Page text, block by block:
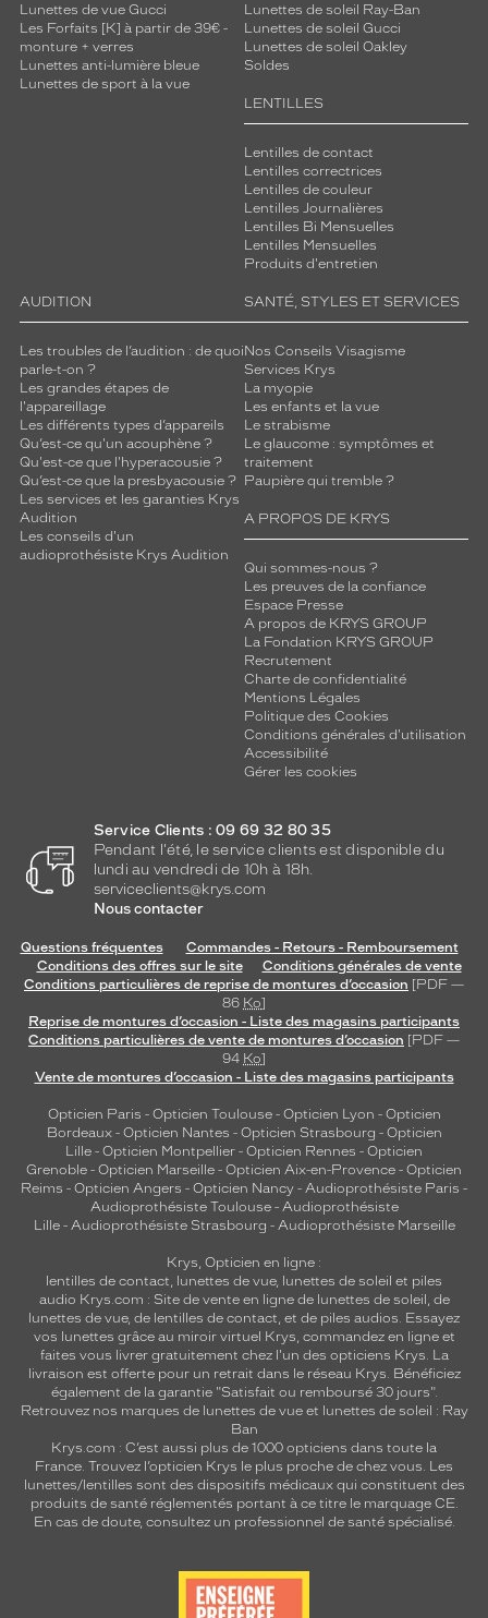
Lunettes de vue Gucci
Les Forfaits [K] à partir de 39€ -
monture + verres
Lunettes anti-lumière bleue
Lunettes de sport à la vue
Lunettes de soleil Ray-Ban
Lunettes de soleil Gucci
Lunettes de soleil Oakley
Soldes
LENTILLES
Lentilles de contact
Lentilles correctrices
Lentilles de couleur
Lentilles Journalières
Lentilles Bi Mensuelles
Lentilles Mensuelles
Produits d'entretien
AUDITION
Les troubles de l’audition : de quoi
parle-t-on ?
Les grandes étapes de
l'appareillage
Les différents types d’appareils
Qu’est-ce qu'un acouphène ?
Qu'est-ce que l'hyperacousie ?
Qu’est-ce que la presbyacousie ?
Les services et les garanties Krys
Audition
Les conseils d'un
audioprothésiste Krys Audition
SANTÉ, STYLES ET SERVICES
Nos Conseils Visagisme
Services Krys
La myopie
Les enfants et la vue
Le strabisme
Le glaucome : symptômes et
traitement
Paupière qui tremble ?
A PROPOS DE KRYS
Qui sommes-nous ?
Les preuves de la confiance
Espace Presse
A propos de KRYS GROUP
La Fondation KRYS GROUP
Recrutement
Charte de confidentialité
Mentions Légales
Politique des Cookies
Conditions générales d'utilisation
Accessibilité
Gérer les cookies
Service Clients : 09 69 32 80 35
Pendant l'été, le service clients est disponible du
lundi au vendredi de 10h à 18h.
serviceclients@krys.com
Nous contacter
Questions fréquentes
Commandes - Retours - Remboursement
Conditions des offres sur le site
Conditions générales de vente
Conditions particulières de reprise de montures d’occasion [PDF —
86 Ko]
Reprise de montures d’occasion - Liste des magasins participants
Conditions particulières de vente de montures d’occasion [PDF —
94 Ko]
Vente de montures d’occasion - Liste des magasins participants
Opticien Paris - Opticien Toulouse- Opticien Lyon - Opticien
Bordeaux- Opticien Nantes - Opticien Strasbourg - Opticien
Lille - Opticien Montpellier - Opticien Rennes - Opticien
Grenoble - Opticien Marseille - Opticien Aix-en-Provence - Opticien
Reims - Opticien Angers - Opticien Nancy - Audioprothésiste Paris -
Audioprothésiste Toulouse- Audioprothésiste
Lille- Audioprothésiste Strasbourg - Audioprothésiste Marseille
Krys, Opticien en ligne :
lentilles de contact, lunettes de vue, lunettes de soleil et piles
audio Krys.com : Site de vente en ligne de lunettes de soleil, de
lunettes de vue, de lentilles de contact, et de piles audios. Essayez
vos lunettes grâce au miroir virtuel Krys, commandez en ligne et
faites vous livrer gratuitement chez l'un des opticiens Krys. La
livraison est offerte pour un retrait dans le réseau Krys. Bénéficiez
également de la garantie "Satisfait ou remboursé 30 jours".
Retrouvez nos marques de lunettes de vue et lunettes de soleil : Ray
Ban
Krys.com : C’est aussi plus de 1000 opticiens dans toute la
France. Trouvez l’opticien Krys le plus proche de chez vous. Les
lunettes/lentilles sont des dispositifs médicaux qui constituent des
produits de santé réglementés portant à ce titre le marquage CE.
En cas de doute, consultez un professionnel de santé spécialisé.